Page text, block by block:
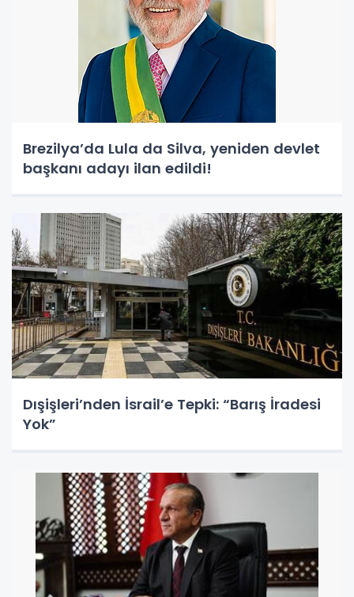
Brezilya’da Lula da Silva, yeniden devlet
başkanı adayı ilan edildi!
Dışişleri’nden İsrail’e Tepki: “Barış İradesi
Yok”